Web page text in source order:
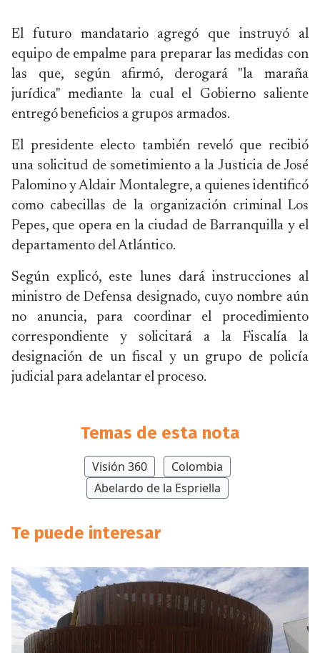
El futuro mandatario agregó que instruyó al
equipo de empalme para preparar las medidas con
las que, según afirmó, derogará "la maraña
jurídica" mediante la cual el Gobierno saliente
entregó beneficios a grupos armados.
El presidente electo también reveló que recibió
una solicitud de sometimiento a la Justicia de José
Palomino y Aldair Montalegre, a quienes identificó
como cabecillas de la organización criminal Los
Pepes, que opera en la ciudad de Barranquilla y el
departamento del Atlántico.
Según explicó, este lunes dará instrucciones al
ministro de Defensa designado, cuyo nombre aún
no anuncia, para coordinar el procedimiento
correspondiente y solicitará a la Fiscalía la
designación de un fiscal y un grupo de policía
judicial para adelantar el proceso.
Temas de esta nota
Visión 360
Colombia
Abelardo de la Espriella
Te puede interesar